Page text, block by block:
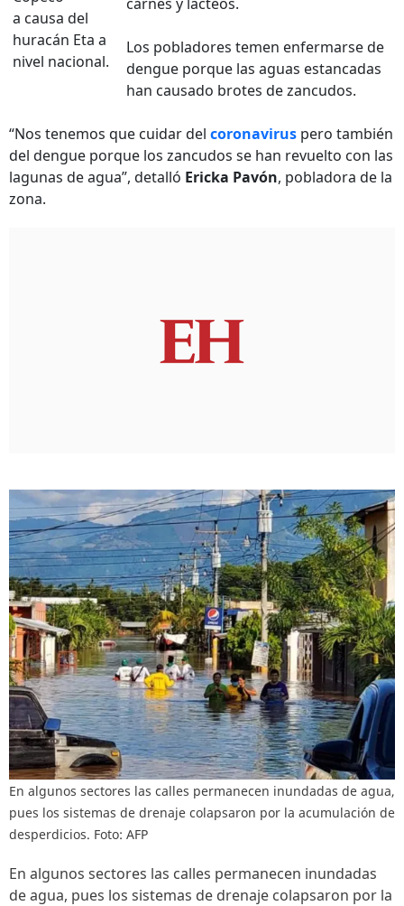
a causa del
huracán Eta a
nivel nacional.
Los pobladores temen enfermarse de
dengue porque las aguas estancadas
han causado brotes de zancudos.
“Nos tenemos que cuidar del coronavirus pero también
del dengue porque los zancudos se han revuelto con las
lagunas de agua”, detalló Ericka Pavón, pobladora de la
zona.
En algunos sectores las calles permanecen inundadas de agua,
pues los sistemas de drenaje colapsaron por la acumulación de
desperdicios. Foto: AFP
En algunos sectores las calles permanecen inundadas
de agua, pues los sistemas de drenaje colapsaron por la